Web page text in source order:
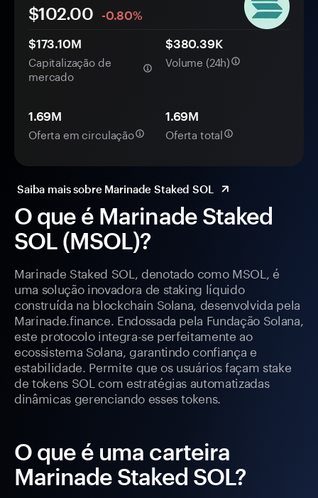
O que é Marinade Staked
SOL (MSOL)?
Marinade Staked SOL, denotado como MSOL, é
uma solução inovadora de staking líquido
construída na blockchain Solana, desenvolvida pela
Marinade.finance. Endossada pela Fundação Solana,
este protocolo integra-se perfeitamente ao
ecossistema Solana, garantindo confiança e
estabilidade. Permite que os usuários façam stake
de tokens SOL com estratégias automatizadas
dinâmicas gerenciando esses tokens.
O que é uma carteira
Marinade Staked SOL?
$102.00
-0.80%
$173.10M
Capitalização de
mercado
$380.39K
Volume (24h)
1.69M
Oferta em circulação
1.69M
Oferta total
Saiba mais sobre Marinade Staked SOL